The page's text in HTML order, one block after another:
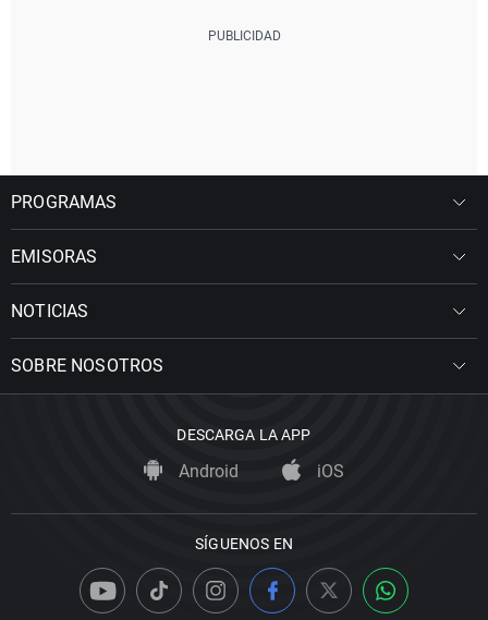
PROGRAMAS
EMISORAS
NOTICIAS
SOBRE NOSOTROS
DESCARGA LA APP
Android iOS
SÍGUENOS EN